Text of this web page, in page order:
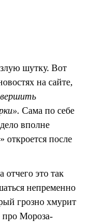
шутку. Вот
на сайте,
Сама по себе
вполне
откроется после
отчего это так
непременно
грозно хмурит
про Мороза-